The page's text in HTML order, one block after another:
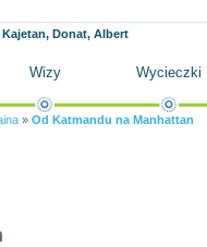
Donat, Albert
Wizy Wycieczki
» Od Katmandu na Manhattan